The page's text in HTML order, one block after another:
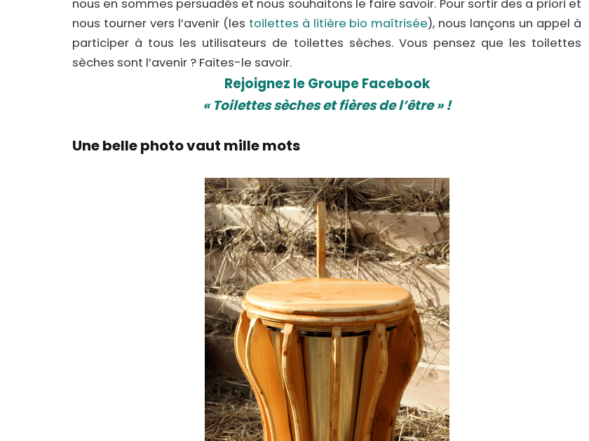
nous en sommes persuadés et nous souhaitons le faire savoir. Pour sortir des a priori et
nous tourner vers l’avenir (les toilettes à litière bio maîtrisée), nous lançons un appel à
participer à tous les utilisateurs de toilettes sèches. Vous pensez que les toilettes
sèches sont l’avenir ? Faites-le savoir.
Rejoignez le Groupe Facebook
« Toilettes sèches et fières de l’être » !
Une belle photo vaut mille mots